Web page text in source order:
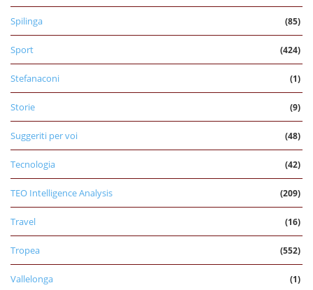
Spilinga (85)
Sport (424)
Stefanaconi (1)
Storie (9)
Suggeriti per voi (48)
Tecnologia (42)
TEO Intelligence Analysis (209)
Travel (16)
Tropea (552)
Vallelonga (1)